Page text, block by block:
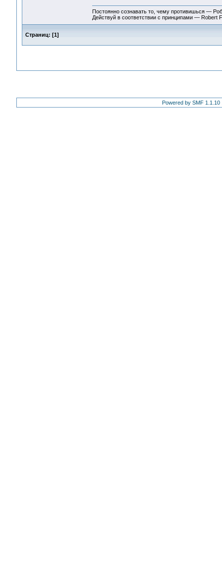
Постоянно сознавать то, чему противишься —
Действуй в соответствии с принципами — Robert
Страниц: [1]
Powered by SMF 1.1.10